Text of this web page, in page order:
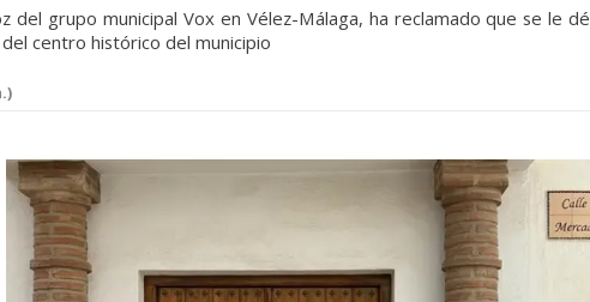
del grupo municipal Vox en Vélez-Málaga, ha reclamado que se le dé
del centro histórico del municipio